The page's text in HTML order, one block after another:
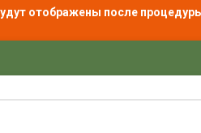
отображены после